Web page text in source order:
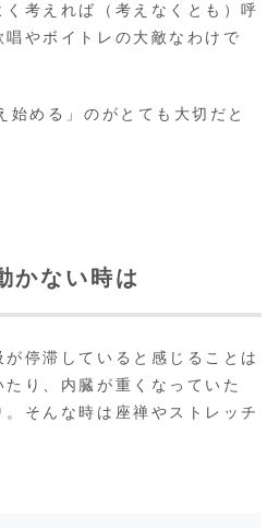
考えれば（考えなくとも）呼
やボイトレの大敵なわけで
始める」のがとても大切だと
かない時は
停滞していると感じることは
り、内臓が重くなっていた
そんな時は座禅やストレッチ